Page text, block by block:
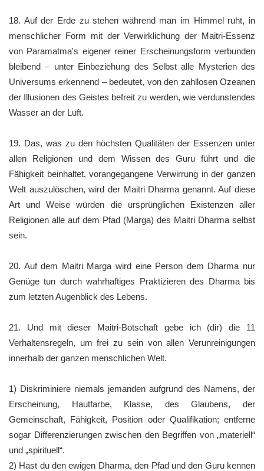
18. Auf der Erde zu stehen während man im Himmel ruht, in
menschlicher Form mit der Verwirklichung der Maitri-Essenz
von Paramatma's eigener reiner Erscheinungsform verbunden
bleibend – unter Einbeziehung des Selbst alle Mysterien des
Universums erkennend – bedeutet, von den zahllosen Ozeanen
der Illusionen des Geistes befreit zu werden, wie verdunstendes
Wasser an der Luft.
19. Das, was zu den höchsten Qualitäten der Essenzen unter
allen Religionen und dem Wissen des Guru führt und die
Fähigkeit beinhaltet, vorangegangene Verwirrung in der ganzen
Welt auszulöschen, wird der Maitri Dharma genannt. Auf diese
Art und Weise würden die ursprünglichen Existenzen aller
Religionen alle auf dem Pfad (Marga) des Maitri Dharma selbst
sein.
20. Auf dem Maitri Marga wird eine Person dem Dharma nur
Genüge tun durch wahrhaftiges Praktizieren des Dharma bis
zum letzten Augenblick des Lebens.
21. Und mit dieser Maitri-Botschaft gebe ich (dir) die 11
Verhaltensregeln, um frei zu sein von allen Verunreinigungen
innerhalb der ganzen menschlichen Welt.
1) Diskriminiere niemals jemanden aufgrund des Namens, der
Erscheinung, Hautfarbe, Klasse, des Glaubens, der
Gemeinschaft, Fähigkeit, Position oder Qualifikation; entferne
sogar Differenzierungen zwischen den Begriffen von „materiell“
und „spirituell“.
2) Hast du den ewigen Dharma, den Pfad und den Guru kennen